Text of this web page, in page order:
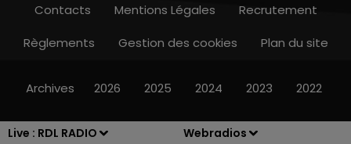
Live : RDL RADIO Webradios
13h00 - 16h00
Contacts Mentions Légales
Recrutement
Règlements
Gestion des cookies Plan du site
Archives 2026 2025 2024 2023 2022